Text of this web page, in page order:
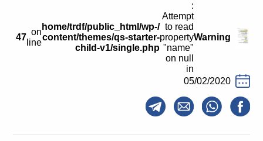
Warning
:
Attempt
to read
property
"name"
on null
in
/home/trdf/public_html/wp-
content/themes/qs-starter-
child-v1/single.php
on
line
47
05/02/2020